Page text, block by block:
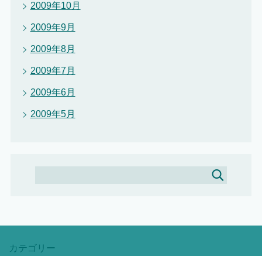
2009年10月
2009年9月
2009年8月
2009年7月
2009年6月
2009年5月
カテゴリー